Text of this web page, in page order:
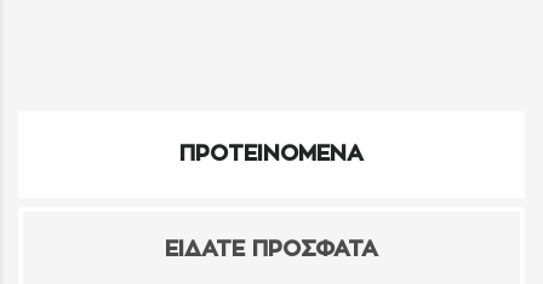
ΠΡΟΤΕΙΝΟΜΕΝΑ
ΕΙΔΑΤΕ ΠΡΟΣΦΑΤΑ